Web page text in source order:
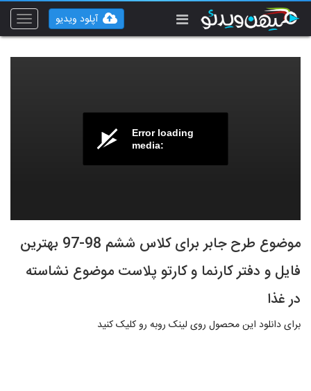
Toggle
آپلود ویدیو
Error loading
media:
موضوع طرح جابر برای کلاس ششم 98-97 بهترین
فایل و دفتر کارنما و کارتو پلاست موضوع نشاسته
در غذا
برای دانلود این محصول روی لینک روبه رو کلیک کنید